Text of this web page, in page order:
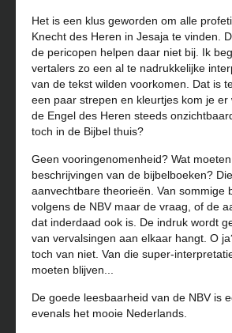
Het is een klus geworden om alle
Knecht des Heren in Jesaja te vinden.
de pericopen helpen daar niet bij. Ik
vertalers zo een al te nadrukkelijke
van de tekst wilden voorkomen. Dat is
een paar strepen en kleurtjes kom je er
de Engel des Heren steeds
toch in de Bijbel thuis?
Geen vooringenomenheid? Wat
beschrijvingen van de bijbelboeken?
aanvechtbare theorieën. Van sommige
volgens de NBV maar de vraag, of de
dat inderdaad ook is. De indruk wordt
van vervalsingen aan elkaar hangt. O
toch van niet. Van die super-
moeten blijven...
De goede leesbaarheid van de NBV is
evenals het mooie Nederlands.